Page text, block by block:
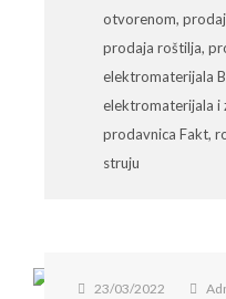
otvorenom,
prodaja roštilja,
elektromaterijala
elektromaterijala i
prodavnica Fakt,
struju
23/03/2022